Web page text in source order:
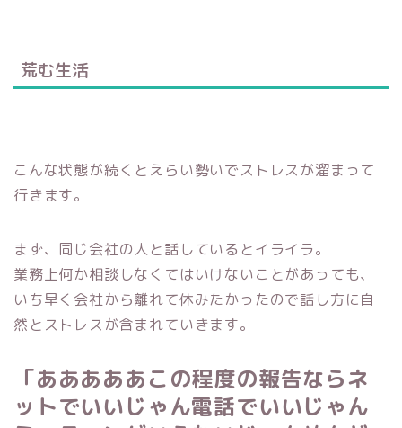
荒む生活
こんな状態が続くとえらい勢いでストレスが溜まって
行きます。
まず、同じ会社の人と話しているとイライラ。
業務上何か相談しなくてはいけないことがあっても、
いち早く会社から離れて休みたかったので話し方に自
然とストレスが含まれていきます。
「あああああこの程度の報告ならネ
ットでいいじゃん電話でいいじゃん